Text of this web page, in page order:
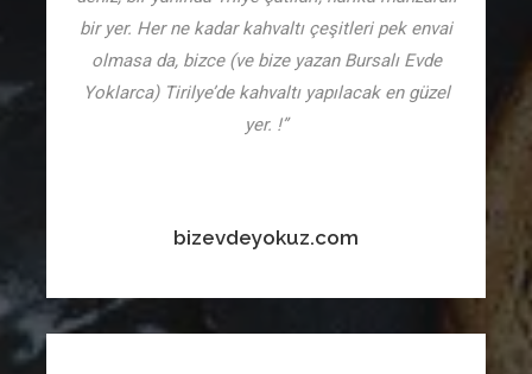
bir yer. Her ne kadar kahvaltı çeşitleri pek envai
olmasa da, bizce (ve bize yazan Bursalı Evde
Yoklarca) Tirilye’de kahvaltı yapılacak en güzel
yer. !”
bizevdeyokuz.com